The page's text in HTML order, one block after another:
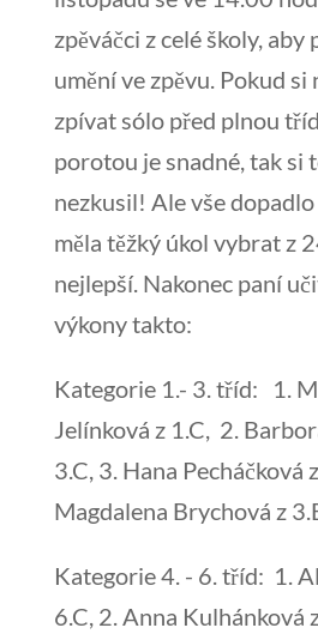
zpěváčci z celé školy,
umění ve zpěvu. Pokud si
zpívat sólo před plnou
porotou je snadné, tak si
nezkusil! Ale vše
měla těžký úkol vybrat z
nejlepší. Nakonec paní
výkony takto:
Kategorie 1.- 3. tříd: 1.
Jelínková z 1.C, 2.
3.C, 3. Hana Pecháčková
Magdalena Brychová z
Kategorie 4. - 6. tříd: 1.
6.C, 2. Anna Kulhánková